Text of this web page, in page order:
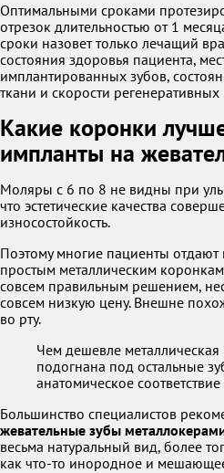
Оптимальными сроками
отрезок длительностью от 1
сроки назовет только лечащий
состояния здоровья пациента,
имплантированных зубов,
ткани и скорости
Какие коронки
импланты на
Моляры с 6 по 8 не видны при
что эстетические качества
износостойкость.
Поэтому многие пациенты
простым металлическим
совсем правильным решением,
совсем низкую цену. Внешне
во рту.
Чем дешевле
подогнана под остальные
анатомическое
Большинство специалистов
жевательные зубы
весьма натуральный вид, более
как что-то инородное и